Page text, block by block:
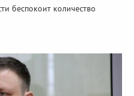
беспокоит количество